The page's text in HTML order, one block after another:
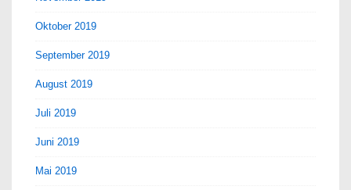
Oktober 2019
September 2019
August 2019
Juli 2019
Juni 2019
Mai 2019